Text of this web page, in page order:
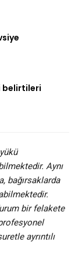
belirtileri
Aynı
bağırsaklarda
bir felakete
ayrıntılı